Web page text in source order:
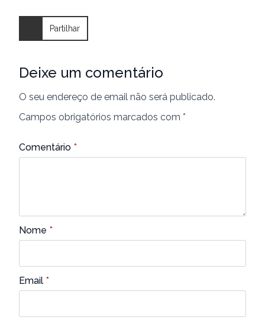
Partilhar
Deixe um comentário
O seu endereço de email não será publicado.
Campos obrigatórios marcados com *
Comentário *
Nome *
Email *